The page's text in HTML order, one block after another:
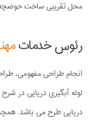
محل تقریبی ساخت
رئوس خدمات
انجام طراحی مفهومی،
لوله آبگیری دریایی در
دریایی طرح می باشد.